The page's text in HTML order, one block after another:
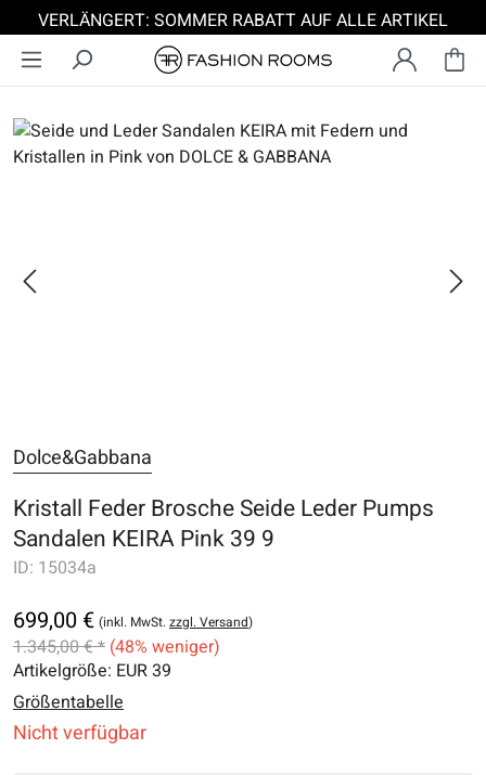
Zum Hauptinhalt springen
VERLÄNGERT: SOMMER RABATT AUF ALLE ARTIKEL
Bildergalerie überspringen
Dolce&Gabbana
Kristall Feder Brosche Seide Leder Pumps
Sandalen KEIRA Pink 39 9
ID: 15034a
699,00 € (inkl. MwSt.zzgl. Versand)
1.345,00 € * (48% weniger)
Artikelgröße: EUR 39
Größentabelle
Nicht verfügbar